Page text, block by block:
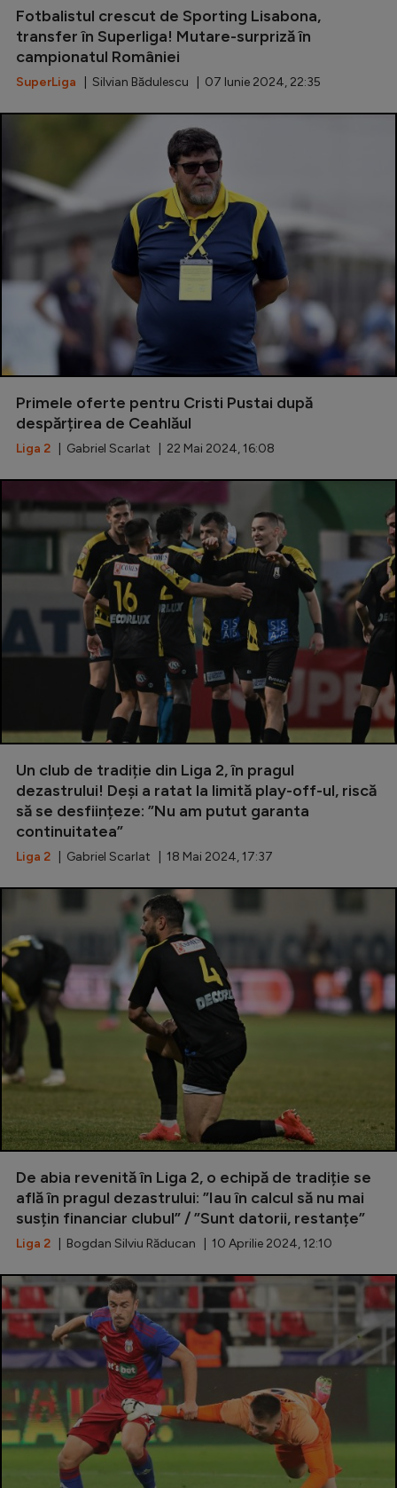
Fotbalistul crescut de Sporting Lisabona,
transfer în Superliga! Mutare-surpriză în
campionatul României
SuperLiga | Silvian Bădulescu | 07 Iunie 2024, 22:35
Primele oferte pentru Cristi Pustai după
despărțirea de Ceahlăul
Liga 2 | Gabriel Scarlat | 22 Mai 2024, 16:08
Un club de tradiție din Liga 2, în pragul
dezastrului! Deși a ratat la limită play-off-ul, riscă
să se desființeze: ”Nu am putut garanta
continuitatea”
Liga 2 | Gabriel Scarlat | 18 Mai 2024, 17:37
De abia revenită în Liga 2, o echipă de tradiție se
află în pragul dezastrului: ”Iau în calcul să nu mai
susțin financiar clubul” / ”Sunt datorii, restanțe”
Liga 2 | Bogdan Silviu Răducan | 10 Aprilie 2024, 12:10